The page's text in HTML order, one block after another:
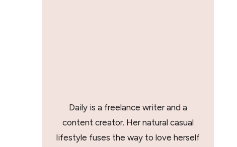
Daily is a freelance writer and a
content creator. Her natural casual
lifestyle fuses the way to love herself